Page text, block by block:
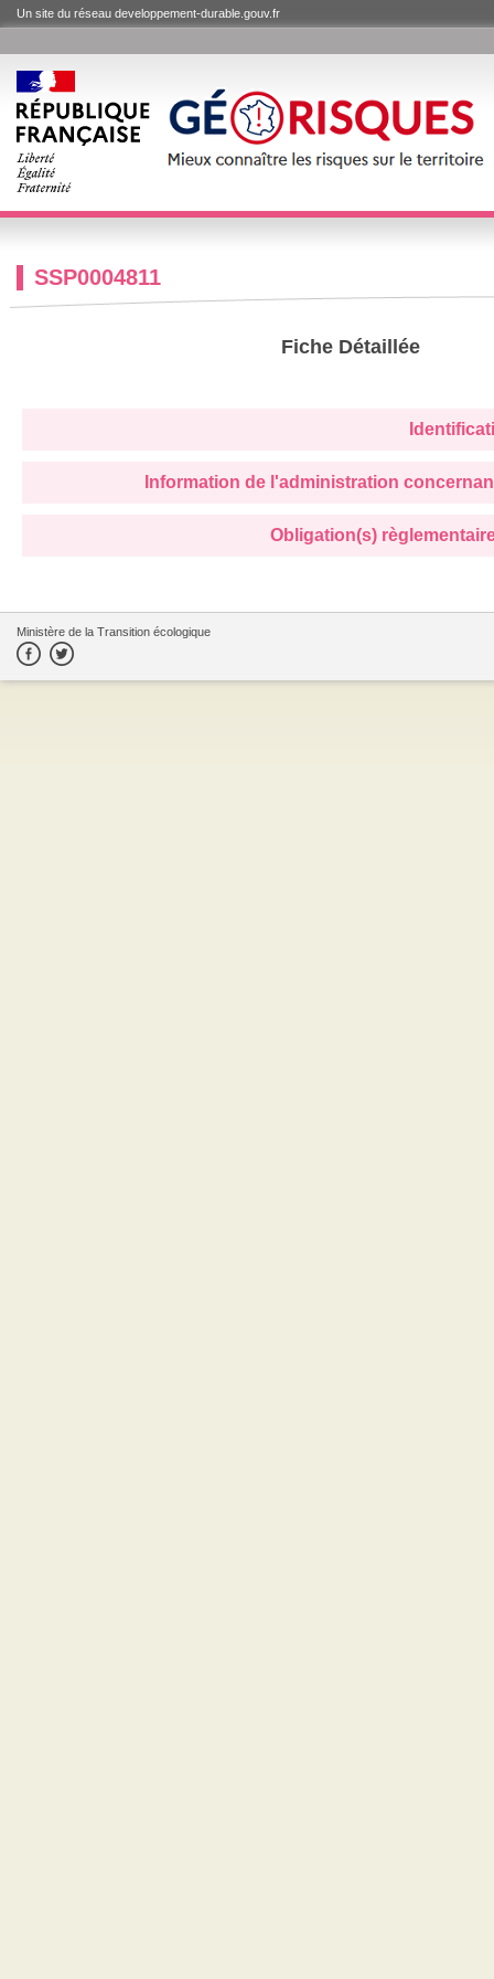
Un site du réseau developpement-durable.gouv.fr
SSP0004811
Fiche Détaillée
Information de l'administration
Obligation(s)
Ministère de la Transition écologique